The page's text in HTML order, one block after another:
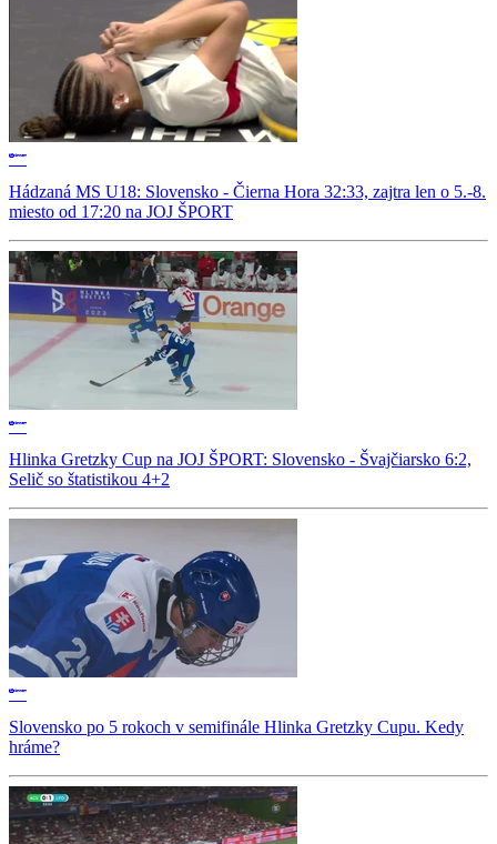
Hádzaná MS U18: Slovensko - Čierna Hora 32:33, zajtra len o 5.-8.
miesto od 17:20 na JOJ ŠPORT
Hlinka Gretzky Cup na JOJ ŠPORT: Slovensko - Švajčiarsko 6:2,
Selič so štatistikou 4+2
Slovensko po 5 rokoch v semifinále Hlinka Gretzky Cupu. Kedy
hráme?